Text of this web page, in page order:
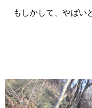
もしかして、やばい